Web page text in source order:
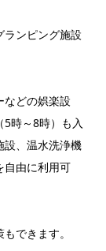
ランピング施設
などの娯楽設
時～8時）も入
設、温水洗浄機
自由に利用可
できます。